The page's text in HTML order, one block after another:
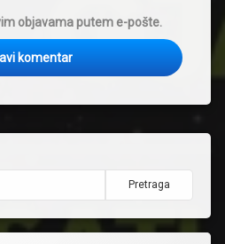
objavama putem e-pošte.
Pretraga